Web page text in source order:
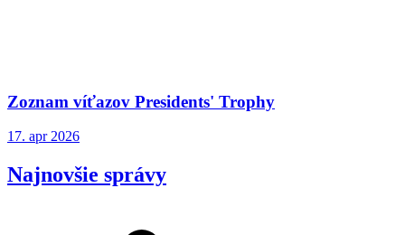
Zoznam víťazov Presidents' Trophy
17. apr 2026
Najnovšie správy